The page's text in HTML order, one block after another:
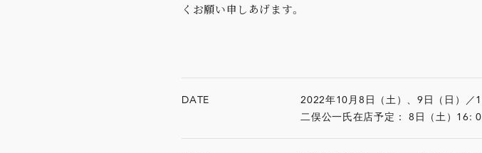
くお願い申しあげます。
DATE
2022年10月8日（土）、9日（日）／
二俣公一氏在店予定： 8日（土）16: